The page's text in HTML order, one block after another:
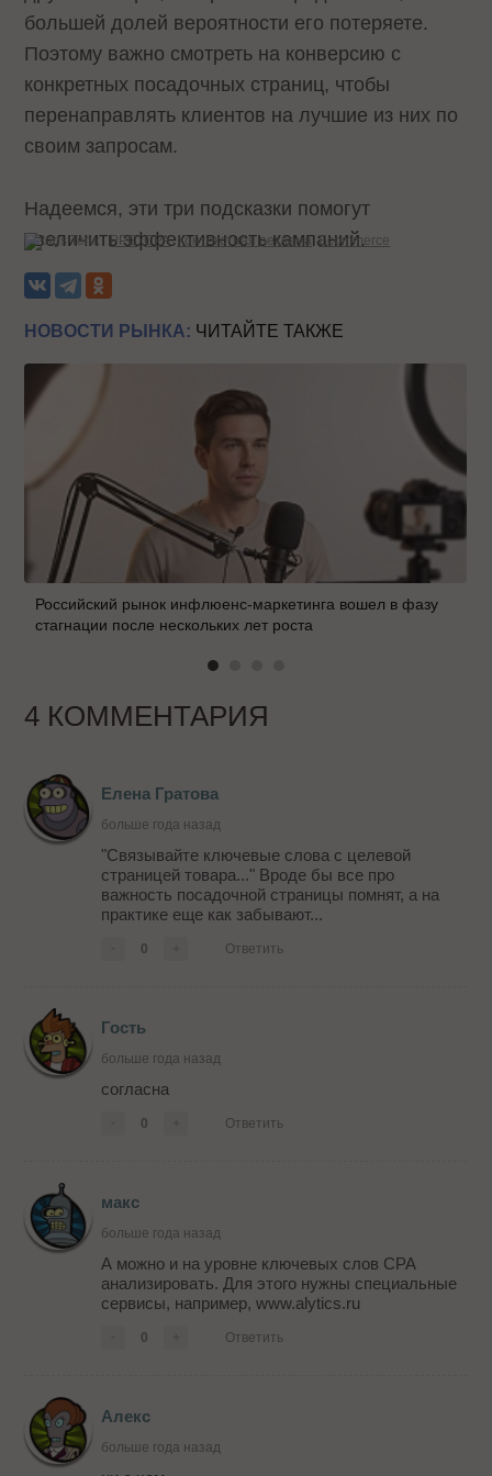
большей долей вероятности его потеряете.
Поэтому важно смотреть на конверсию с
конкретных посадочных страниц, чтобы
перенаправлять клиентов на лучшие из них по
своим запросам.
Надеемся, эти три подсказки помогут
увеличить эффективность кампаний.
Теги: PPC CPA Контекстная реклама Ecommerce
НОВОСТИ РЫНКА: ЧИТАЙТЕ ТАКЖЕ
Российский рынок инфлюенс-маркетинга вошел в фазу
стагнации после нескольких лет роста
4 КОММЕНТАРИЯ
Елена Гратова
больше года назад
"Связывайте ключевые слова с целевой
страницей товара..." Вроде бы все про
важность посадочной страницы помнят, а на
практике еще как забывают...
0 Ответить
Гость
больше года назад
согласна
0 Ответить
макс
больше года назад
А можно и на уровне ключевых слов CPA
анализировать. Для этого нужны специальные
сервисы, например, www.alytics.ru
0 Ответить
Алекс
больше года назад